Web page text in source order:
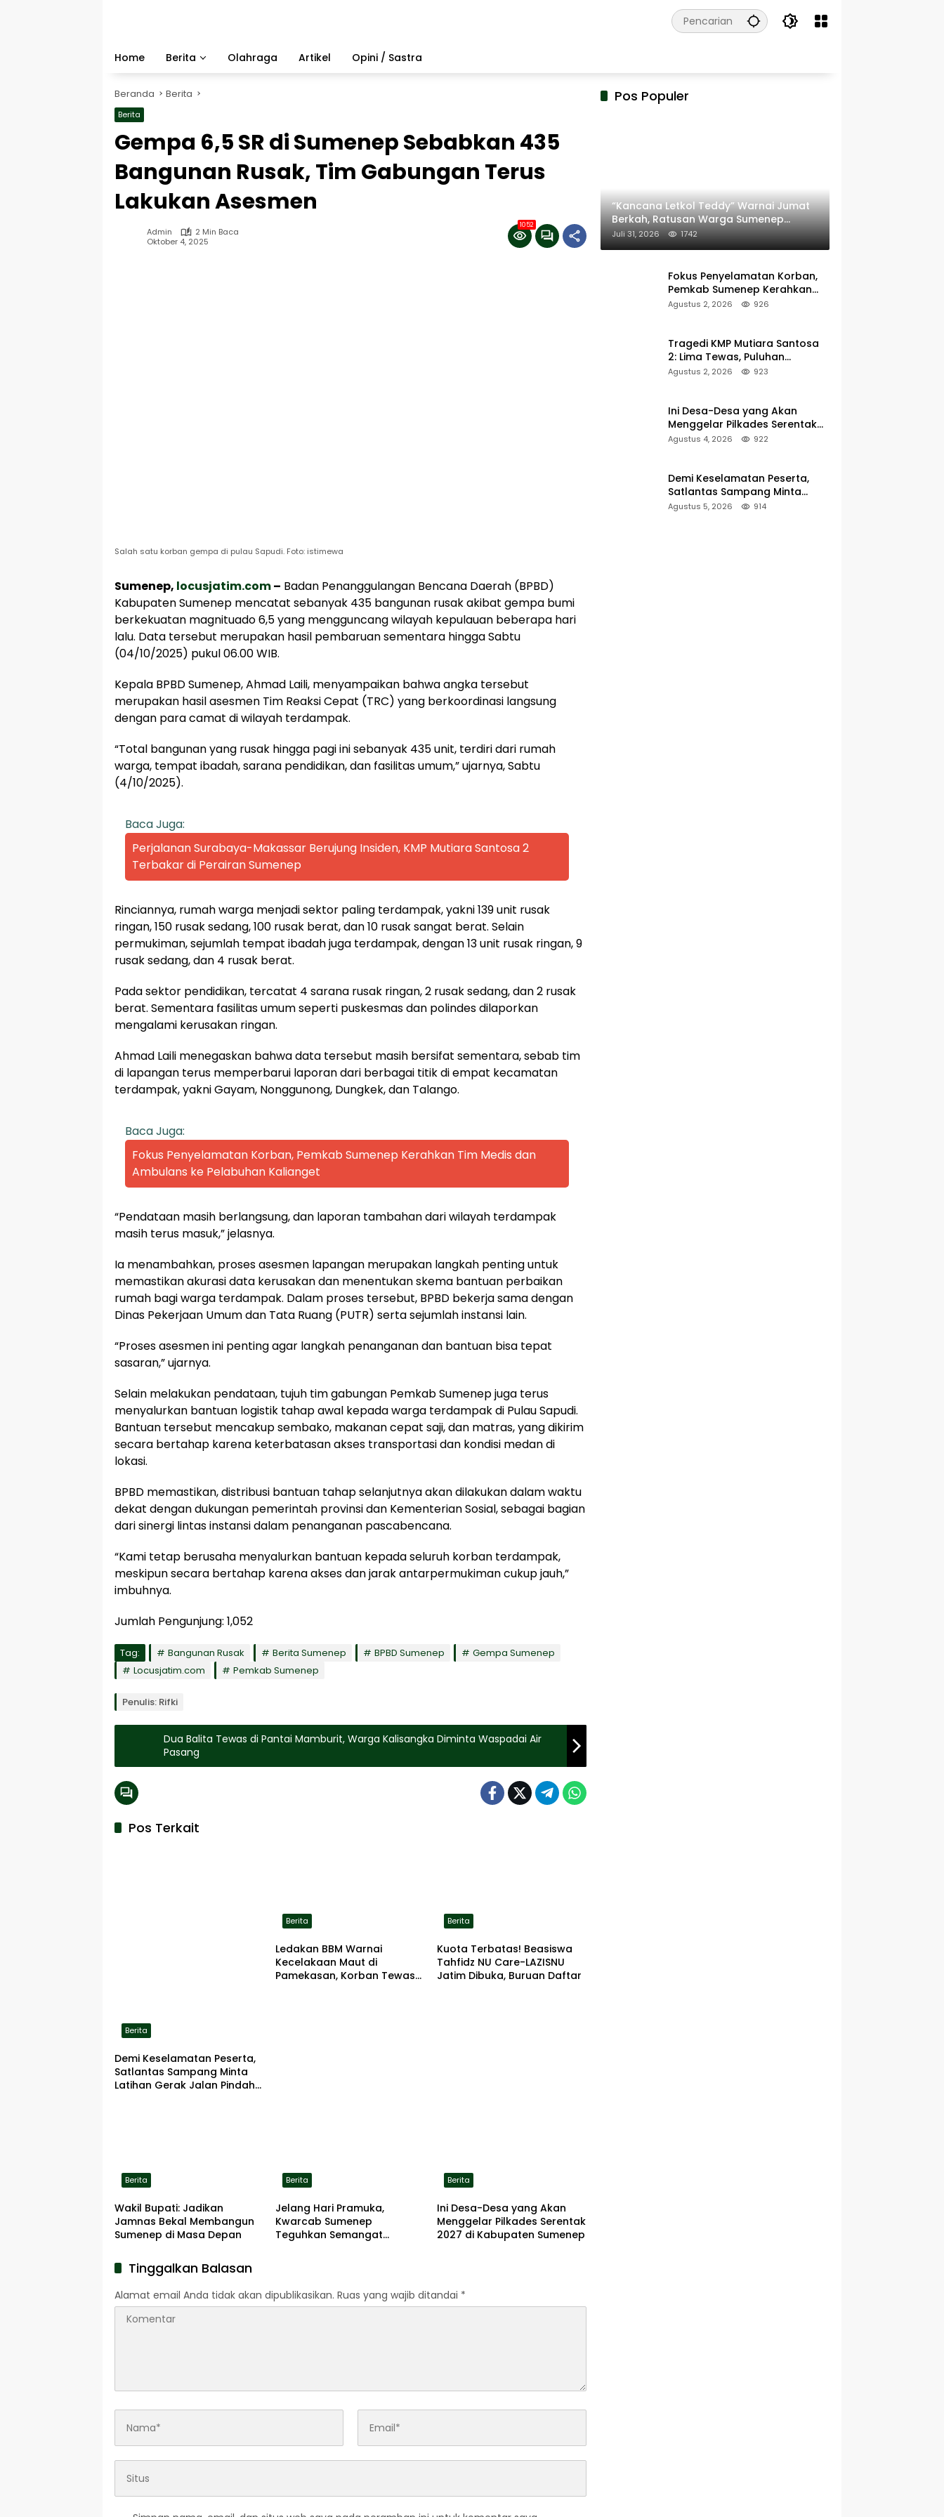
Home
Berita Olahraga Artikel Opini / Sastra
Beranda Berita
Berita
Gempa 6,5 SR di Sumenep Sebabkan 435
Bangunan Rusak, Tim Gabungan Terus
Lakukan Asesmen
Admin
2 Min Baca
Oktober 4, 2025
1052
Salah satu korban gempa di pulau Sapudi. Foto: istimewa
Sumenep, locusjatim.com– Badan Penanggulangan Bencana Daerah (BPBD)
Kabupaten Sumenep mencatat sebanyak 435 bangunan rusak akibat gempa bumi
berkekuatan magnituado 6,5 yang mengguncang wilayah kepulauan beberapa hari
lalu. Data tersebut merupakan hasil pembaruan sementara hingga Sabtu
(04/10/2025) pukul 06.00 WIB.
Kepala BPBD Sumenep, Ahmad Laili, menyampaikan bahwa angka tersebut
merupakan hasil asesmen Tim Reaksi Cepat (TRC) yang berkoordinasi langsung
dengan para camat di wilayah terdampak.
“Total bangunan yang rusak hingga pagi ini sebanyak 435 unit, terdiri dari rumah
warga, tempat ibadah, sarana pendidikan, dan fasilitas umum,” ujarnya, Sabtu
(4/10/2025).
Baca Juga:
Perjalanan Surabaya-Makassar Berujung Insiden, KMP Mutiara Santosa 2
Terbakar di Perairan Sumenep
Rinciannya, rumah warga menjadi sektor paling terdampak, yakni 139 unit rusak
ringan, 150 rusak sedang, 100 rusak berat, dan 10 rusak sangat berat. Selain
permukiman, sejumlah tempat ibadah juga terdampak, dengan 13 unit rusak ringan, 9
rusak sedang, dan 4 rusak berat.
Pada sektor pendidikan, tercatat 4 sarana rusak ringan, 2 rusak sedang, dan 2 rusak
berat. Sementara fasilitas umum seperti puskesmas dan polindes dilaporkan
mengalami kerusakan ringan.
Ahmad Laili menegaskan bahwa data tersebut masih bersifat sementara, sebab tim
di lapangan terus memperbarui laporan dari berbagai titik di empat kecamatan
terdampak, yakni Gayam, Nonggunong, Dungkek, dan Talango.
Baca Juga:
Fokus Penyelamatan Korban, Pemkab Sumenep Kerahkan Tim Medis dan
Ambulans ke Pelabuhan Kalianget
“Pendataan masih berlangsung, dan laporan tambahan dari wilayah terdampak
masih terus masuk,” jelasnya.
Ia menambahkan, proses asesmen lapangan merupakan langkah penting untuk
memastikan akurasi data kerusakan dan menentukan skema bantuan perbaikan
rumah bagi warga terdampak. Dalam proses tersebut, BPBD bekerja sama dengan
Dinas Pekerjaan Umum dan Tata Ruang (PUTR) serta sejumlah instansi lain.
“Proses asesmen ini penting agar langkah penanganan dan bantuan bisa tepat
sasaran,” ujarnya.
Selain melakukan pendataan, tujuh tim gabungan Pemkab Sumenep juga terus
menyalurkan bantuan logistik tahap awal kepada warga terdampak di Pulau Sapudi.
Bantuan tersebut mencakup sembako, makanan cepat saji, dan matras, yang dikirim
secara bertahap karena keterbatasan akses transportasi dan kondisi medan di
lokasi.
BPBD memastikan, distribusi bantuan tahap selanjutnya akan dilakukan dalam waktu
dekat dengan dukungan pemerintah provinsi dan Kementerian Sosial, sebagai bagian
dari sinergi lintas instansi dalam penanganan pascabencana.
“Kami tetap berusaha menyalurkan bantuan kepada seluruh korban terdampak,
meskipun secara bertahap karena akses dan jarak antarpermukiman cukup jauh,”
imbuhnya.
Jumlah Pengunjung: 1,052
Tag: Bangunan Rusak Berita Sumenep BPBD Sumenep
Gempa Sumenep
Locusjatim.com
Pemkab Sumenep
Penulis: Rifki
Dua Balita Tewas di Pantai Mamburit, Warga Kalisangka Diminta Waspadai Air
Pasang
Pos Terkait
Berita
Demi Keselamatan Peserta,
Satlantas Sampang Minta
Latihan Gerak Jalan Pindah
Berita
Ledakan BBM Warnai
Kecelakaan Maut di
Pamekasan, Korban Tewas
Berita
Kuota Terbatas! Beasiswa
Tahfidz NU Care-LAZISNU
Jatim Dibuka, Buruan Daftar
Berita
Wakil Bupati: Jadikan
Jamnas Bekal Membangun
Sumenep di Masa Depan
Berita
Jelang Hari Pramuka,
Kwarcab Sumenep
Teguhkan Semangat
Berita
Ini Desa-Desa yang Akan
Menggelar Pilkades Serentak
2027 di Kabupaten Sumenep
Tinggalkan Balasan
Alamat email Anda tidak akan dipublikasikan. Ruas yang wajib ditandai *
Pos Populer
“Kancana Letkol Teddy” Warnai Jumat
Berkah, Ratusan Warga Sumenep
Terima Nasi Bungkus
Juli 31, 2026 1742
Fokus Penyelamatan Korban,
Pemkab Sumenep Kerahkan
Tim Medis dan Ambulans ke
Agustus 2, 2026 926
Tragedi KMP Mutiara Santosa
2: Lima Tewas, Puluhan
Penumpang Masih Dalam
Agustus 2, 2026 923
Ini Desa-Desa yang Akan
Menggelar Pilkades Serentak
2027 di Kabupaten Sumenep
Agustus 4, 2026 922
Demi Keselamatan Peserta,
Satlantas Sampang Minta
Latihan Gerak Jalan Pindah ke
Agustus 5, 2026 914